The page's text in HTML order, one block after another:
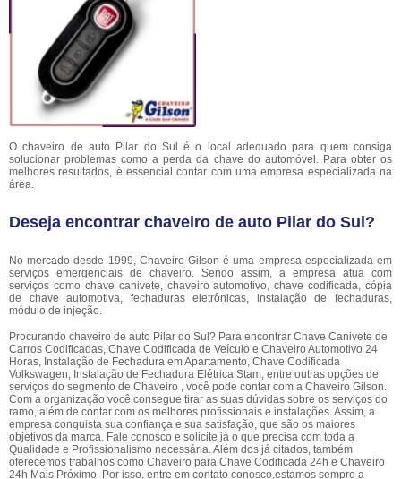
O chaveiro de auto Pilar do Sul é o local adequado para quem consiga
solucionar problemas como a perda da chave do automóvel. Para obter os
melhores resultados, é essencial contar com uma empresa especializada na
área.
Deseja encontrar chaveiro de auto Pilar do Sul?
No mercado desde 1999, Chaveiro Gilson é uma empresa especializada em
serviços emergenciais de chaveiro. Sendo assim, a empresa atua com
serviços como chave canivete, chaveiro automotivo, chave codificada, cópia
de chave automotiva, fechaduras eletrônicas, instalação de fechaduras,
módulo de injeção.
Procurando chaveiro de auto Pilar do Sul? Para encontrar Chave Canivete de
Carros Codificadas, Chave Codificada de Veículo e Chaveiro Automotivo 24
Horas, Instalação de Fechadura em Apartamento, Chave Codificada
Volkswagen, Instalação de Fechadura Elétrica Stam, entre outras opções de
serviços do segmento de Chaveiro , você pode contar com a Chaveiro Gilson.
Com a organização você consegue tirar as suas dúvidas sobre os serviços do
ramo, além de contar com os melhores profissionais e instalações. Assim, a
empresa conquista sua confiança e sua satisfação, que são os maiores
objetivos da marca. Fale conosco e solicite já o que precisa com toda a
Qualidade e Profissionalismo necessária. Além dos já citados, também
oferecemos trabalhos como Chaveiro para Chave Codificada 24h e Chaveiro
24h Mais Próximo. Por isso, entre em contato conosco,estamos sempre a